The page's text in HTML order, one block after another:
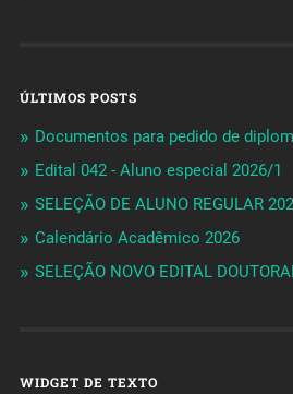
ÚLTIMOS POSTS
Documentos para pedido de
Edital 042 - Aluno especial 2026/1
SELEÇÃO DE ALUNO REGULAR
Calendário Acadêmico 2026
SELEÇÃO NOVO EDITAL
WIDGET DE TEXTO